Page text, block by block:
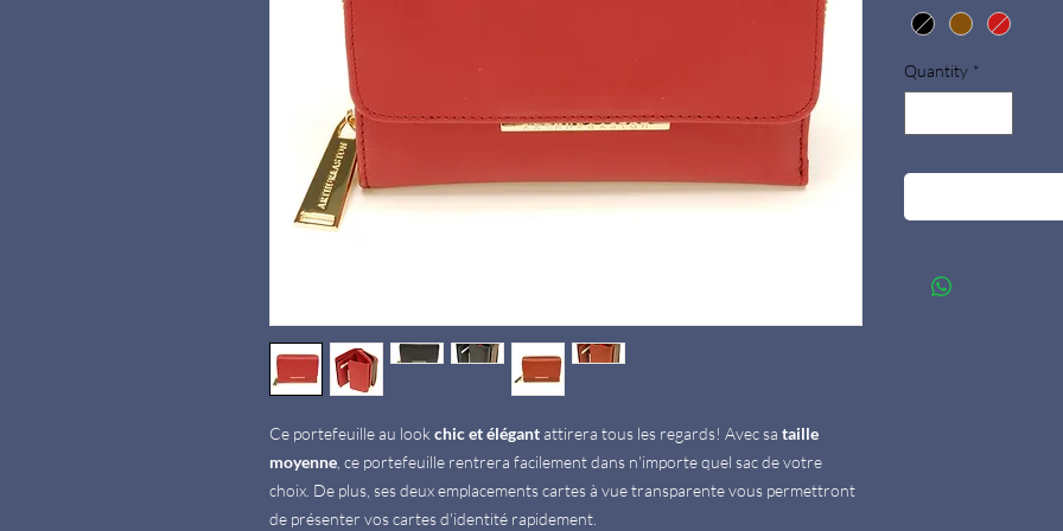
Ce portefeuille au look chic et élégantattirera tous les regards! Avec sa taille
moyenne , ce portefeuille rentrera facilement dans n'importe quel sac de votre
choix. De plus, ses deux emplacements cartes à vue transparente vous permettront
de présenter vos cartes d'identité rapidement.
Quantity *